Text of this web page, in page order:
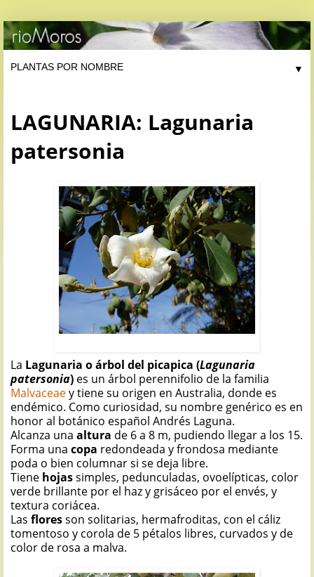
▼
LAGUNARIA: Lagunaria
patersonia
La Lagunaria o árbol del picapica (Lagunaria
patersonia) es un árbol perennifolio de la familia
Malvaceaey tiene su origen en Australia, donde es
endémico. Como curiosidad, su nombre genérico es en
honor al botánico español Andrés Laguna.
Alcanza una altura de 6 a 8 m, pudiendo llegar a los 15.
Forma una copa redondeada y frondosa mediante
poda o bien columnar si se deja libre.
Tiene hojassimples, pedunculadas, ovoelípticas, color
verde brillante por el haz y grisáceo por el envés, y
textura coriácea.
Las floresson solitarias, hermafroditas, con el cáliz
tomentoso y corola de 5 pétalos libres, curvados y de
color de rosa a malva.